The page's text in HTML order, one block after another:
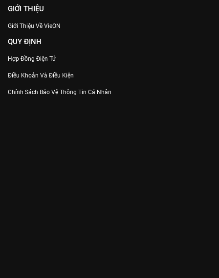
GIỚI THIỆU
Giới Thiệu Về VieON
QUY ĐỊNH
Hợp Đồng Điện Tử
Điều Khoản Và Điều Kiện
Chính Sách Bảo Vệ Thông Tin Cá Nhân